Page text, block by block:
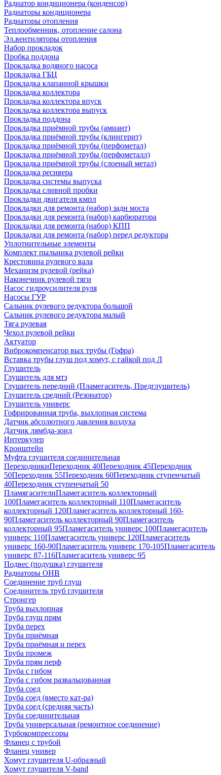
Радиатор кондиционера (конденсор)
Радиаторы кондиционера
Радиаторы отопления
Теплообменник, отопление салона
Эл.вентиляторы отопления
Набор прокладок
Пробка поддона
Прокладка водяного насоса
Прокладка ГБЦ
Прокладка клапанной крышки
Прокладка коллектора
Прокладка коллектора впуск
Прокладка коллектора выпуск
Прокладка поддона
Прокладка приёмной трубы (амиант)
Прокладка приёмной трубы (клингерит)
Прокладка приёмной трубы (перфометал)
Прокладка приёмной трубы (перфометалл)
Прокладка приёмной трубы (слоеный метал)
Прокладка ресивера
Прокладка системы выпуска
Прокладка сливной пробки
Прокладки двигателя кмпл
Прокладки для ремонта (набор) задн моста
Прокладки для ремонта (набор) карбюратора
Прокладки для ремонта (набор) КПП
Прокладки для ремонта (набор) перед редуктора
Уплотнительные элементы
Комплект пыльника рулевой рейки
Крестовина рулевого вала
Механизм рулевой (рейка)
Наконечник рулевой тяги
Насос гидроусилителя руля
Насосы ГУР
Сальник рулевого редуктора большой
Сальник рулевого редуктора малый
Тяга рулевая
Чехол рулевой рейки
Актуатор
Виброкомпенсатор вых трубы (Гофра)
Вставка трубы глуш под хомут, с гайкой под Л
Глушитель
Глушитель для мтз
Глушитель передний (Пламегаситель, Предглушитель)
Глушитель средний (Резонатор)
Глушитель универс
Гофрированная труба, выхлопная система
Датчик абсолютного давления воздуха
Датчик лямбда-зонд
Интеркулер
Кронштейн
Муфта глушителя соединительная
ПереходникиПереходник 40Переходник 45Переходник
50Переходник 55Переходник 60Переходник ступенчатый
40Переходник ступенчатый 50
ПламягасителиПламегаситель коллекторный
100Пламегаситель коллекторный 110Пламегаситель
коллекторный 120Пламегаситель коллекторный 160-
90Пламегаситель коллекторный 90Пламегаситель
коллекторный 95Пламегаситель универс 100Пламегаситель
универс 110Пламегаситель универс 120Пламегаситель
универс 160-90Пламегаситель универс 170-105Пламегаситель
универс 87-116Пламегаситель универс 95
Подвес (подушка) глушителя
Радиаторы ОНВ
Соединение труб глуш
Соединитель труб глушителя
Стронгер
Труба выхлопная
Труба глуш прям
Труба перех
Труба приёмная
Труба приёмная и перех
Труба промеж
Труба прям перф
Труба с гибом
Труба с гибом развальцованная
Труба соед
Труба соед (вместо кат-ра)
Труба соед (средняя часть)
Труба соединительная
Труба универсальная (ремонтное соединение)
Турбокомпрессоры
Фланец с трубой
Фланец универ
Хомут глушителя U-образный
Хомут глушителя V-band